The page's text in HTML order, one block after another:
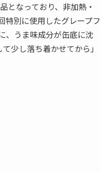
となっており、非加熱・
特別に使用したグレープフ
、うま味成分が缶底に沈
少し落ち着かせてから」